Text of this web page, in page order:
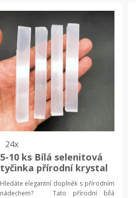
24x
5-10 ks Bílá selenitová
tyčinka přírodní krystal
| přírodní minerál,
selenitová hůlka
Hledáte elegantní doplněk s přírodním
nádechem? Tato přírodní bílá